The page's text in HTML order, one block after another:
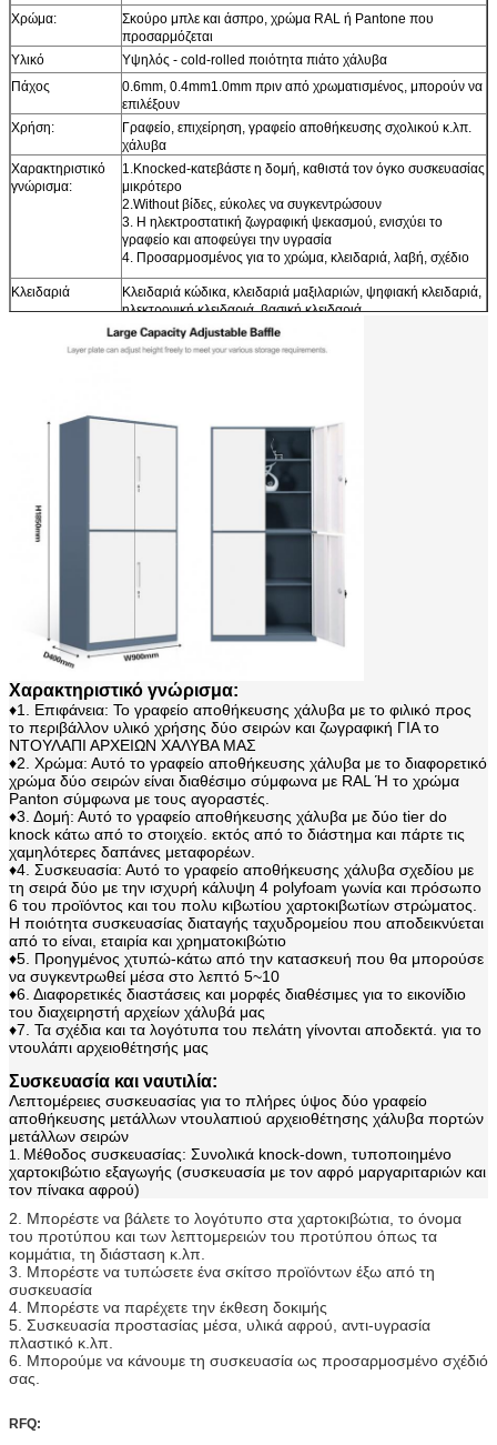
Χρώμα:
Σκούρο μπλε και άσπρο, χρώμα RAL ή Pantone που
προσαρμόζεται
Υλικό
Υψηλός - cold-rolled ποιότητα πιάτο χάλυβα
Πάχος
0.6mm, 0.4mm1.0mm πριν από χρωματισμένος, μπορούν να
επιλέξουν
Χρήση:
Γραφείο, επιχείρηση, γραφείο αποθήκευσης σχολικού κ.λπ.
χάλυβα
Χαρακτηριστικό
γνώρισμα:
1.Knocked-κατεβάστε η δομή, καθιστά τον όγκο συσκευασίας
μικρότερο
2.Without βίδες, εύκολες να συγκεντρώσουν
3. Η ηλεκτροστατική ζωγραφική ψεκασμού, ενισχύει το
γραφείο και αποφεύγει την υγρασία
4. Προσαρμοσμένος για το χρώμα, κλειδαριά, λαβή, σχέδιο
Κλειδαριά
Κλειδαριά κώδικα, κλειδαριά μαξιλαριών, ψηφιακή κλειδαριά,
ηλεκτρονική κλειδαριά, βασική κλειδαριά
Συγκεντρώστε το
5-10 γραφείο αποθήκευσης χάλυβα λεπτών
Στέλνοντας
Qingdao, Κίνα, ή προσαρμοσμένος
Χαρακτηριστικό γνώρισμα:
♦1. Επιφάνεια: Το γραφείο αποθήκευσης χάλυβα με το φιλικό προς
το περιβάλλον υλικό χρήσης δύο σειρών και ζωγραφική ΓΙΑ το
ΝΤΟΥΛΑΠΙ ΑΡΧΕΙΩΝ ΧΑΛΥΒΑ ΜΑΣ
♦2. Χρώμα: Αυτό το γραφείο αποθήκευσης χάλυβα με το διαφορετικό
χρώμα δύο σειρών είναι διαθέσιμο σύμφωνα με RAL Ή το χρώμα
Panton σύμφωνα με τους αγοραστές.
♦3. Δομή: Αυτό το γραφείο αποθήκευσης χάλυβα με δύο tier do
knock κάτω από το στοιχείο. εκτός από το διάστημα και πάρτε τις
χαμηλότερες δαπάνες μεταφορέων.
♦4. Συσκευασία: Αυτό το γραφείο αποθήκευσης χάλυβα σχεδίου με
τη σειρά δύο με την ισχυρή κάλυψη 4 polyfoam γωνία και πρόσωπο
6 του προϊόντος και του πολυ κιβωτίου χαρτοκιβωτίων στρώματος.
Η ποιότητα συσκευασίας διαταγής ταχυδρομείου που αποδεικνύεται
από το είναι, εταιρία και χρηματοκιβώτιο
♦5. Προηγμένος χτυπώ-κάτω από την κατασκευή που θα μπορούσε
να συγκεντρωθεί μέσα στο λεπτό 5~10
♦6. Διαφορετικές διαστάσεις και μορφές διαθέσιμες για το εικονίδιο
του διαχειρηστή αρχείων χάλυβά μας
♦7. Τα σχέδια και τα λογότυπα του πελάτη γίνονται αποδεκτά. για το
ντουλάπι αρχειοθέτησής μας
Συσκευασία και ναυτιλία:
Λεπτομέρειες συσκευασίας για το πλήρες ύψος δύο γραφείο
αποθήκευσης μετάλλων ντουλαπιού αρχειοθέτησης χάλυβα πορτών
μετάλλων σειρών
1. Μέθοδος συσκευασίας: Συνολικά knock-down, τυποποιημένο
χαρτοκιβώτιο εξαγωγής (συσκευασία με τον αφρό μαργαριταριών και
τον πίνακα αφρού)
2. Μπορέστε να βάλετε το λογότυπο στα χαρτοκιβώτια, το όνομα
του προτύπου και των λεπτομερειών του προτύπου όπως τα
κομμάτια, τη διάσταση κ.λπ.
3. Μπορέστε να τυπώσετε ένα σκίτσο προϊόντων έξω από τη
συσκευασία
4. Μπορέστε να παρέχετε την έκθεση δοκιμής
5. Συσκευασία προστασίας μέσα, υλικά αφρού, αντι-υγρασία
πλαστικό κ.λπ.
6. Μπορούμε να κάνουμε τη συσκευασία ως προσαρμοσμένο σχέδιό
σας.
RFQ: